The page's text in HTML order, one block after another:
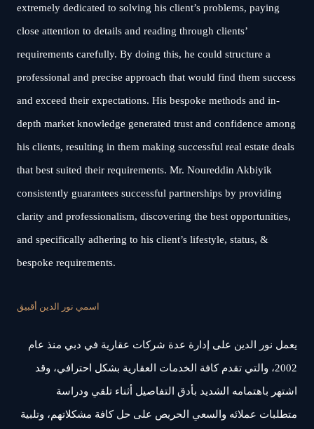
extremely dedicated to solving his client’s problems, paying
close attention to details and reading through clients’
requirements carefully. By doing this, he could structure a
professional and precise approach that would find them success
and exceed their expectations. His bespoke methods and in-
depth market knowledge generated trust and confidence among
his clients, resulting in them making successful real estate deals
that best suited their requirements. Mr. Noureddin Akbiyik
consistently guarantees successful partnerships by providing
clarity and professionalism, discovering the best opportunities,
and specifically adhering to his client’s lifestyle, status, &
bespoke requirements.
اسمي نور الدين أقبيق
يعمل نور الدين على إدارة عدة شركات عقارية في دبي منذ عام
2002، والتي تقدم كافة الخدمات العقارية بشكل احترافي، وقد
اشتهر باهتمامه الشديد بأدق التفاصيل أثناء تلقي ودراسة
متطلبات عملائه والسعي الحريص على حل كافة مشكلاتهم، وتلبية